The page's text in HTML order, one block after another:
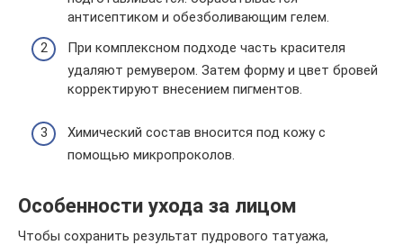
антисептиком и обезболивающим гелем.
При комплексном подходе часть красителя
удаляют ремувером. Затем форму и цвет бровей
корректируют внесением пигментов.
Химический состав вносится под кожу с
помощью микропроколов.
Особенности ухода за лицом
Чтобы сохранить результат пудрового татуажа,